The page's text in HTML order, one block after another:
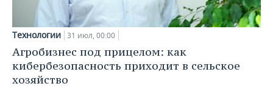
Технологии 31 июл, 00:00
Агробизнес под прицелом: как
кибербезопасность приходит в сельское
хозяйство